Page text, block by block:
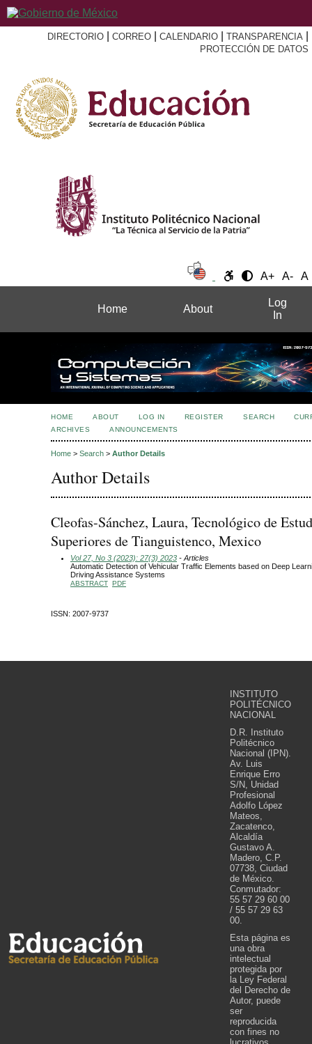
DIRECTORIO CORREO CALENDARIO TRANSPARENCIA
PROTECCIÓN DE DATOS
A+ A- A
Home About
Log
In
HOME ABOUT LOG IN REGISTER SEARCH
ARCHIVES
ANNOUNCEMENTS
Home > Search > Author Details
Author Details
Cleofas-Sánchez, Laura, Tecnológico de
Superiores de Tianguistenco, Mexico
Vol 27, No 3 (2023): 27(3) 2023 - Articles
Automatic Detection of Vehicular Traffic Elements based on Deep
Driving Assistance Systems
ABSTRACT PDF
ISSN: 2007-9737
INSTITUTO
POLITÉCNICO
NACIONAL
D.R. Instituto
Politécnico
Nacional (IPN).
Av. Luis
Enrique Erro
S/N, Unidad
Profesional
Adolfo López
Mateos,
Zacatenco,
Alcaldía
Gustavo A.
Madero, C.P.
07738, Ciudad
de México.
Conmutador:
55 57 29 60 00
/ 55 57 29 63
00.
Esta página es
una obra
intelectual
protegida por
la Ley Federal
del Derecho de
Autor, puede
ser
reproducida
con fines no